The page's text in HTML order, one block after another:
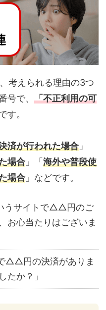
考えられる理由の3つ
号で、 「不正利用の可
す。
済が行われた場合 」
場合 」「 海外や普段使
場合 」などです。
うサイトで△△円のご
お心当たりはございま
△△円の決済がありま
たか？」